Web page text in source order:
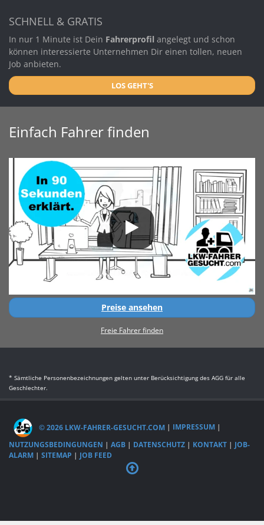
SCHNELL & GRATIS
In nur 1 Minute ist Dein Fahrerprofil angelegt und schon
können interessierte Unternehmen Dir einen tollen, neuen
Job anbieten.
LOS GEHT'S
Einfach Fahrer finden
Preise ansehen
Freie Fahrer finden
* Sämtliche Personenbezeichnungen gelten unter Berücksichtigung des AGG für alle
Geschlechter.
© 2026 LKW-FAHRER-GESUCHT.COM | IMPRESSUM |
NUTZUNGSBEDINGUNGEN | AGB | DATENSCHUTZ | KONTAKT | JOB-
ALARM | SITEMAP | JOB FEED